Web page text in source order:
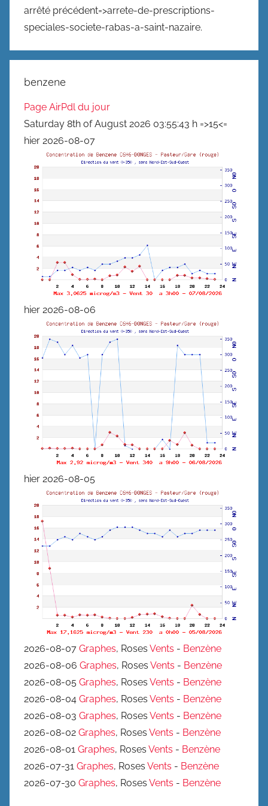
arrêté précédent=>arrete-de-prescriptions-
speciales-societe-rabas-a-saint-nazaire.
benzene
Page AirPdl du jour
Saturday 8th of August 2026 03:55:43 h =>15<=
hier 2026-08-07
hier 2026-08-06
hier 2026-08-05
2026-08-07 Graphes, Roses Vents - Benzène
2026-08-06 Graphes, Roses Vents - Benzène
2026-08-05 Graphes, Roses Vents - Benzène
2026-08-04 Graphes, Roses Vents - Benzène
2026-08-03 Graphes, Roses Vents - Benzène
2026-08-02 Graphes, Roses Vents - Benzène
2026-08-01 Graphes, Roses Vents - Benzène
2026-07-31 Graphes, Roses Vents - Benzène
2026-07-30 Graphes, Roses Vents - Benzène